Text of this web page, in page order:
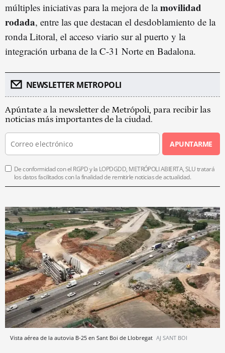
múltiples iniciativas para la mejora de lamovilidad
rodada, entre las que destacan el desdoblamiento de la
ronda Litoral, el acceso viario sur al puerto y la
integración urbana de la C-31 Norte en Badalona.
NEWSLETTER METROPOLI
Apúntate a la newsletter de Metrópoli, para recibir las
noticias más importantes de la ciudad.
APUNTARME
De conformidad con el RGPD y la LOPDGDD, METRÓPOLI ABIERTA, SLU tratará
los datos facilitados con la finalidad de remitirle noticias de actualidad.
Vista aérea de la autovia B-25 en Sant Boi de Llobregat AJ SANT BOI